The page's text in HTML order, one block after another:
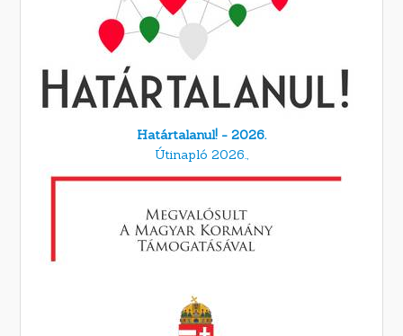
Határtalanul! - 2026.
Útinapló 2026.,